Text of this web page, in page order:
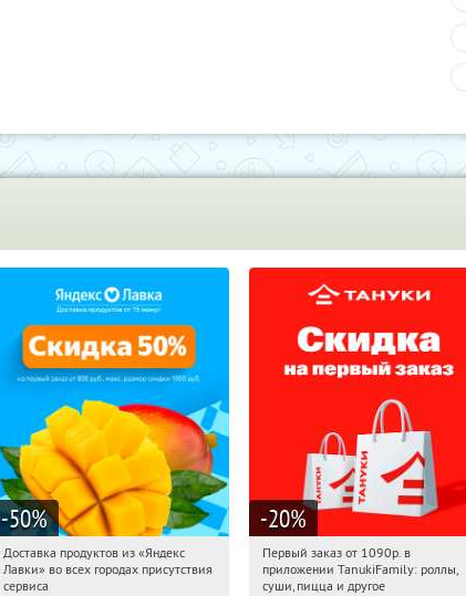
-50%
11:56:19 Получили:
Россия
Доставка продуктов из «Яндекс
Лавки» во всех городах присутствия
сервиса
-20%
11:56:19 Получили:
Россия
Первый заказ от 1090р. в
приложении TanukiFamily: роллы,
суши, пицца и другое